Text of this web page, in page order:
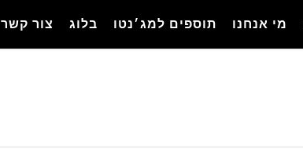
מי אנחנו תוספים למג׳נטו בלוג צור קשר